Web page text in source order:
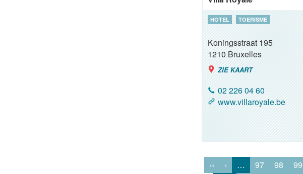
HOTEL TOERISME
Koningsstraat 195
1210Bruxelles
ZIE KAART
02 226 04 60
www.villaroyale.be
‹‹ ‹ … 97 98 99